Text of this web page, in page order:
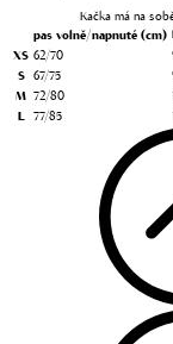
pas volně/napnuté (cm)
XS 62/70
S 67/75
M 72/80
L 77/85
Kačka má na